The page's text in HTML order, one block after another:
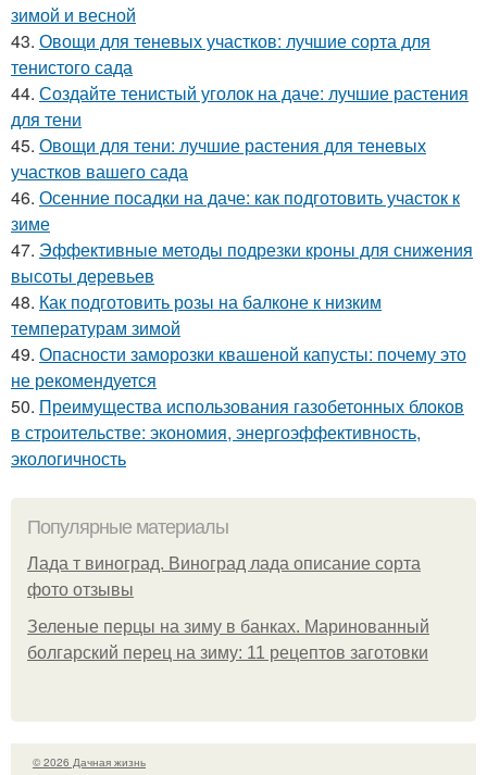
зимой и весной
43. Овощи для теневых участков: лучшие сорта для
тенистого сада
44. Создайте тенистый уголок на даче: лучшие растения
для тени
45. Овощи для тени: лучшие растения для теневых
участков вашего сада
46. Осенние посадки на даче: как подготовить участок к
зиме
47. Эффективные методы подрезки кроны для снижения
высоты деревьев
48. Как подготовить розы на балконе к низким
температурам зимой
49. Опасности заморозки квашеной капусты: почему это
не рекомендуется
50. Преимущества использования газобетонных блоков
в строительстве: экономия, энергоэффективность,
экологичность
Популярные материалы
Лада т виноград. Виноград лада описание сорта
фото отзывы
Зеленые перцы на зиму в банках. Маринованный
болгарский перец на зиму: 11 рецептов заготовки
© 2026 Дачная жизнь